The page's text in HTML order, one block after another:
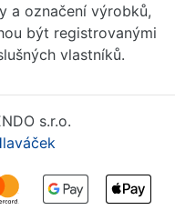
a označení výrobků,
být registrovanými
vlastníků.
s.r.o.